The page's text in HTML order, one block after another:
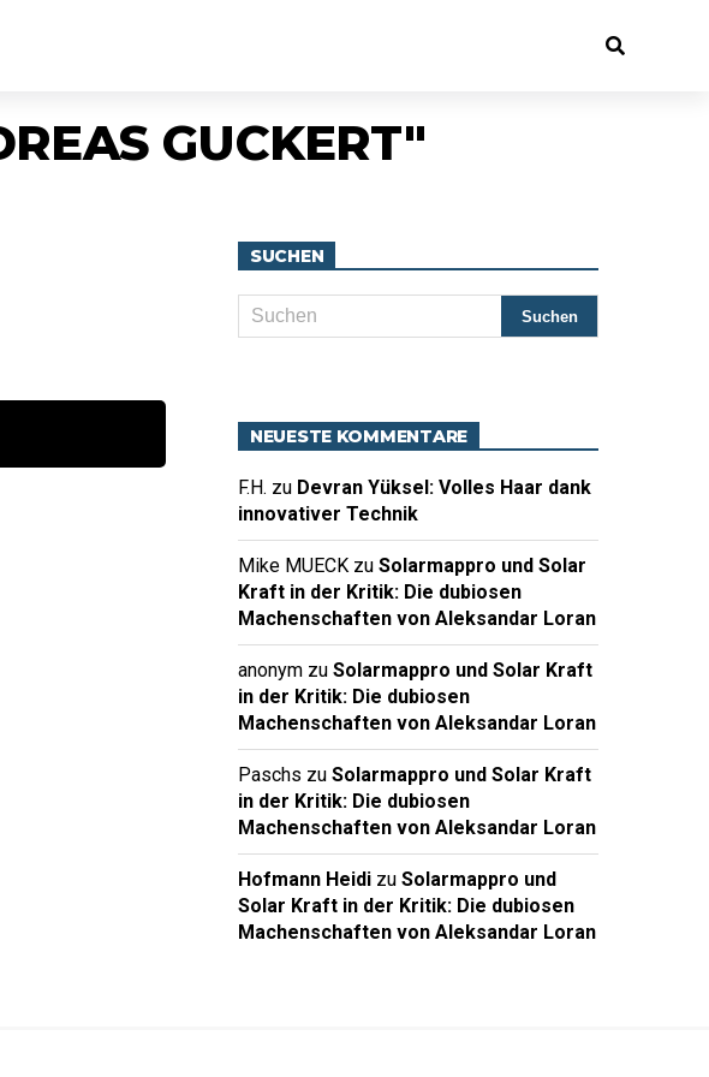
GUCKERT"
SUCHEN
NEUESTE KOMMENTARE
F.H. zu Devran Yüksel: Volles Haar dank
innovativer Technik
Mike MUECK zu Solarmappro und Solar
Kraft in der Kritik: Die dubiosen
Machenschaften von Aleksandar Loran
anonym zu Solarmappro und Solar Kraft
in der Kritik: Die dubiosen
Machenschaften von Aleksandar Loran
Paschs zu Solarmappro und Solar Kraft
in der Kritik: Die dubiosen
Machenschaften von Aleksandar Loran
Hofmann Heidi zu Solarmappro und
Solar Kraft in der Kritik: Die dubiosen
Machenschaften von Aleksandar Loran